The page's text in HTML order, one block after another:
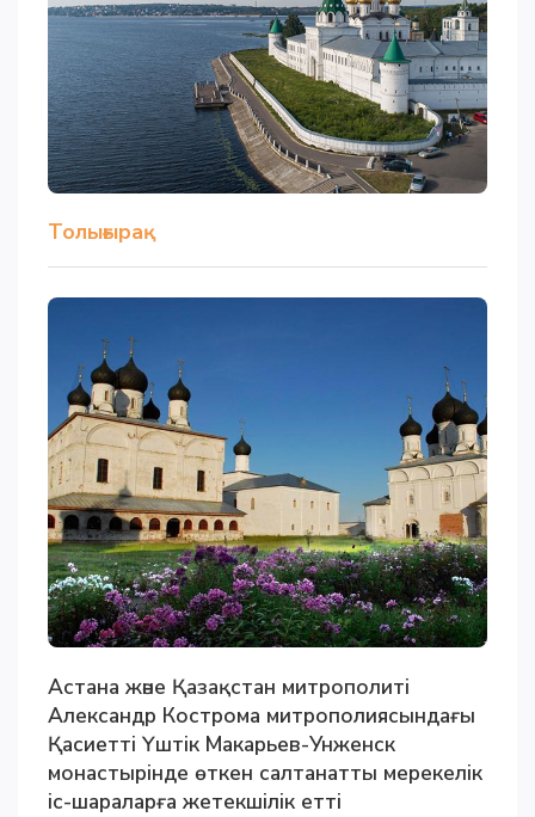
Толығырақ
Астана және Қазақстан митрополиті
Александр Кострома митрополиясындағы
Қасиетті Үштік Макарьев-Унженск
монастырінде өткен салтанатты мерекелік
іс-шараларға жетекшілік етті